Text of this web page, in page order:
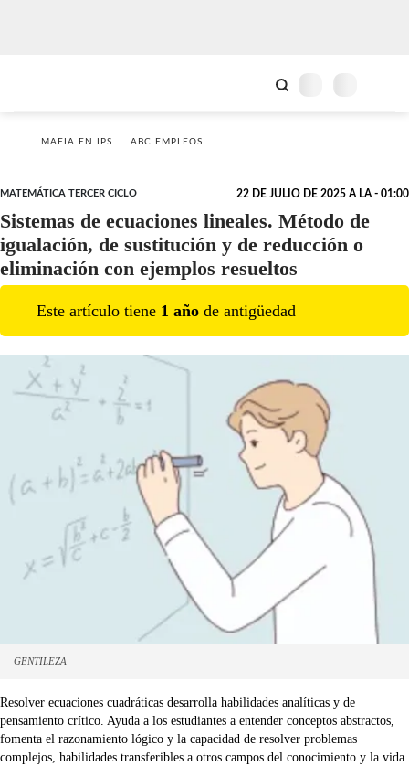
MAFIA EN IPS ABC EMPLEOS
MATEMÁTICA TERCER CICLO 22 DE JULIO DE 2025 A LA - 01:00
Sistemas de ecuaciones lineales. Método de
igualación, de sustitución y de reducción o
eliminación con ejemplos resueltos
Este artículo tiene 1 año de antigüedad
GENTILEZA
Resolver ecuaciones cuadráticas desarrolla habilidades analíticas y de
pensamiento crítico. Ayuda a los estudiantes a entender conceptos abstractos,
fomenta el razonamiento lógico y la capacidad de resolver problemas
complejos, habilidades transferibles a otros campos del conocimiento y la vida